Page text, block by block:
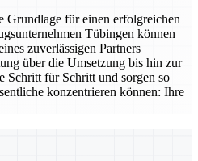
Grundlage für einen erfolgreichen
Tübingen können
zuverlässigen Partners
über die Umsetzung bis hin zur
Schritt für Schritt und sorgen so
konzentrieren können: Ihre